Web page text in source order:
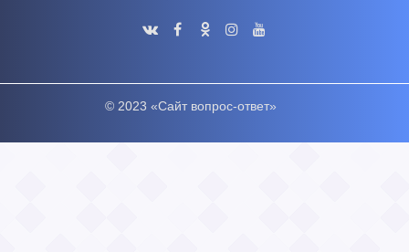
© 2023 «Сайт вопрос-ответ»